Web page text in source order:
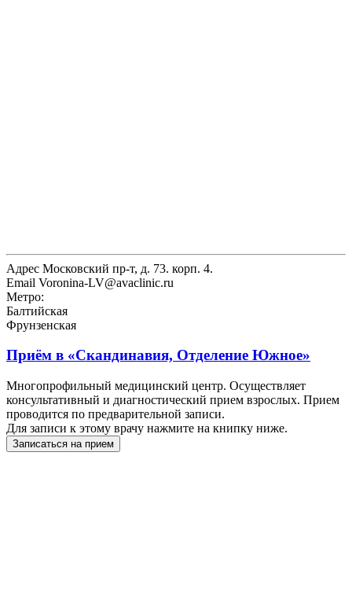
Адрес Московский пр-т, д. 73. корп. 4.
Email Voronina-LV@avaclinic.ru
Метро:
Балтийская
Фрунзенская
Приём в «Скандинавия, Отделение Южное»
Многопрофильный медицинский центр. Осуществляет
консультативный и диагностический прием взрослых. Прием
проводится по предварительной записи.
Для записи к этому врачу нажмите на книпку ниже.
Записаться на прием